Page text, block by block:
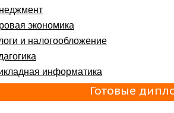
экономика
и налогообложение
информатика
Готовые